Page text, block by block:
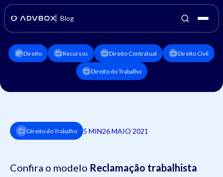
Blog
Direito Recursos Direito Contratual Direito Civil
Direito do Trabalho
Direito do Trabalho 5 MIN26 MAIO 2021
Confira o modelo Reclamação trabalhista